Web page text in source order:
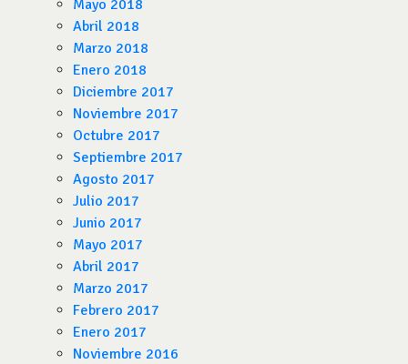
Mayo 2018
Abril 2018
Marzo 2018
Enero 2018
Diciembre 2017
Noviembre 2017
Octubre 2017
Septiembre 2017
Agosto 2017
Julio 2017
Junio 2017
Mayo 2017
Abril 2017
Marzo 2017
Febrero 2017
Enero 2017
Noviembre 2016